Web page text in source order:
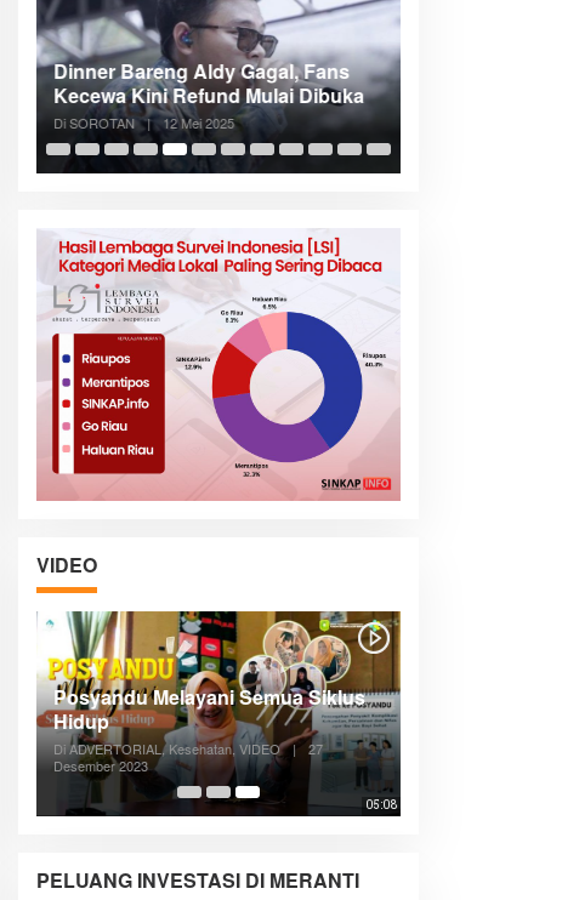
Dinner Bareng Aldy Gagal, Fans
Kecewa Kini Refund Mulai Dibuka
Di SOROTAN | 12 Mei 2025
VIDEO
05:08
Posyandu Melayani Semua Siklus
Hidup
Di ADVERTORIAL, Kesehatan, VIDEO |
27
Desember 2023
PELUANG INVESTASI DI MERANTI